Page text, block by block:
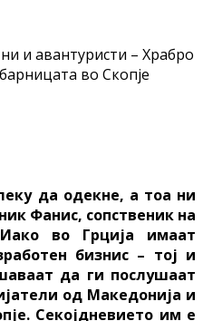
да одекне, а тоа ни
Фанис, сопственик на
во Грција имаат
бизнис – тој и
да ги послушаат
од Македонија и
Секојдневието им е